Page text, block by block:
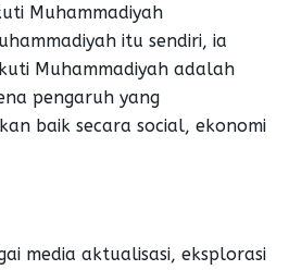
Muhammadiyah
itu sendiri, ia
Muhammadiyah adalah
pengaruh yang
baik secara social, ekonomi
media aktualisasi, eksplorasi